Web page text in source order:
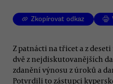
Zkopírovat odkaz
Z patnácti na třicet a z deseti
dvě z nejdiskutovanějších
zdanění výnosu z úroků a
Potvrdili to zástupci